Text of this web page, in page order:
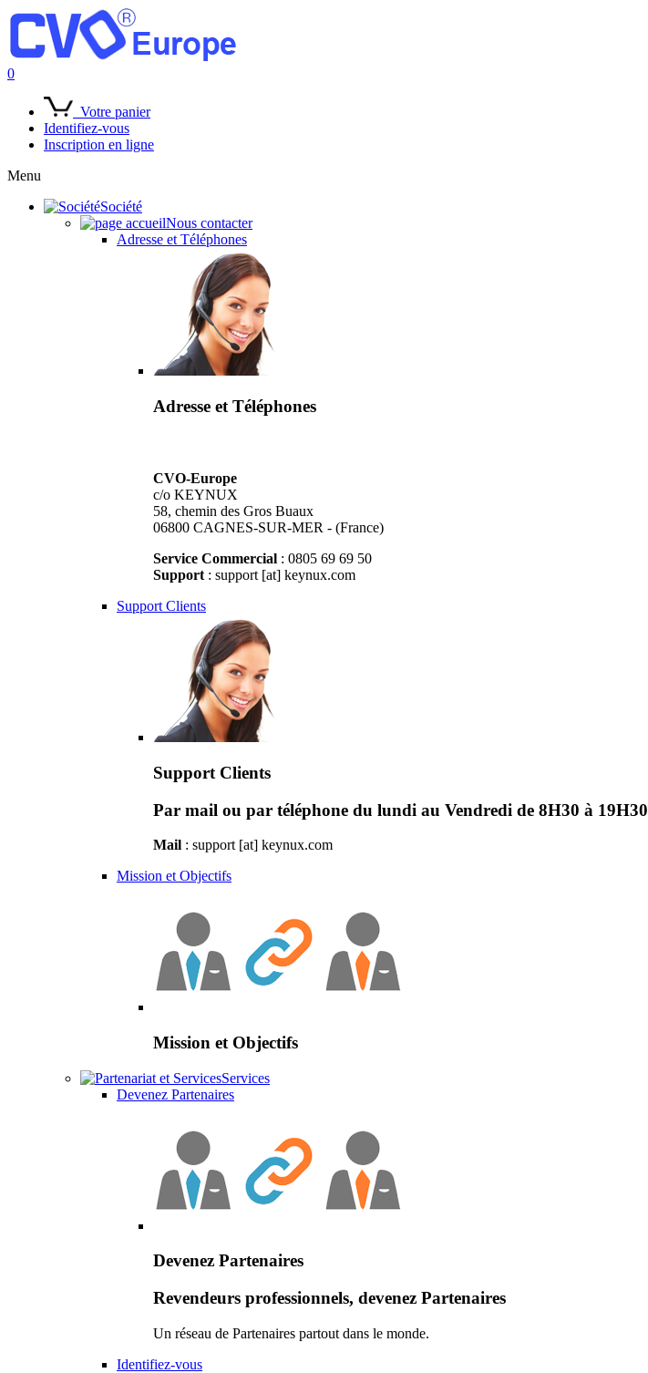
0
Votre panier
Identifiez-vous
Inscription en ligne
Menu
Société
Nous contacter
Adresse et Téléphones
Adresse et Téléphones
CVO-Europe
c/o KEYNUX
58, chemin des Gros Buaux
06800 CAGNES-SUR-MER - (France)
Service Commercial : 0805 69 69 50
Support : support [at] keynux.com
Support Clients
Support Clients
Par mail ou par téléphone du lundi au Vendredi de 8H30 à 19H30
Mail : support [at] keynux.com
Mission et Objectifs
Mission et Objectifs
Services
Devenez Partenaires
Devenez Partenaires
Revendeurs professionnels, devenez Partenaires
Un réseau de Partenaires partout dans le monde.
Identifiez-vous